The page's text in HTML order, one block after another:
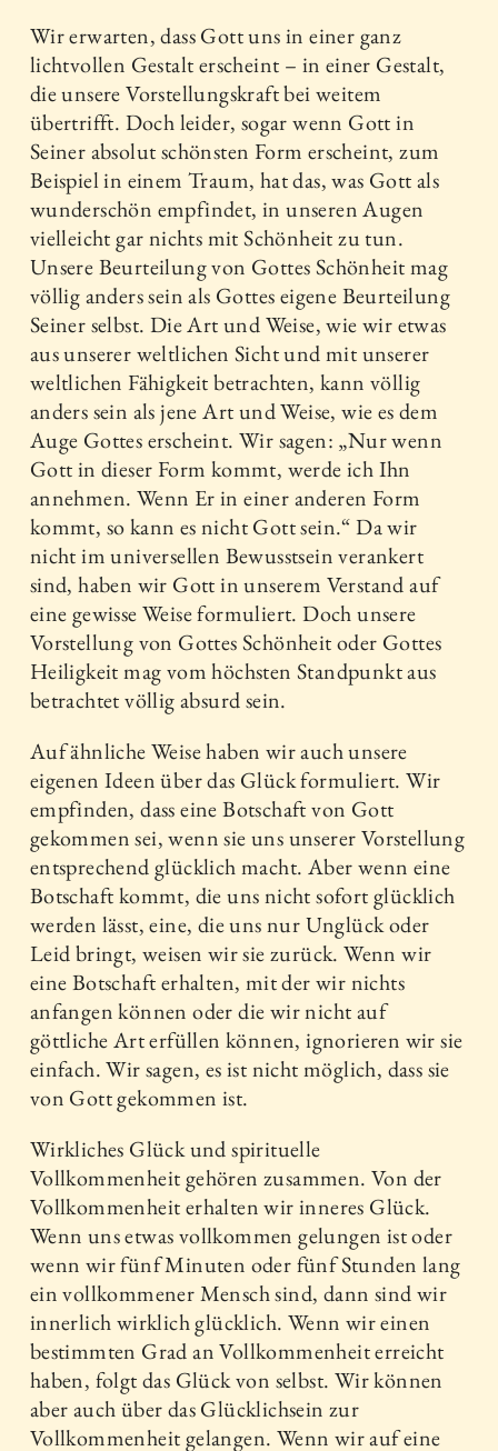
Wir erwarten, dass Gott uns in einer ganz
lichtvollen Gestalt erscheint – in einer Gestalt,
die unsere Vorstellungskraft bei weitem
übertrifft. Doch leider, sogar wenn Gott in
Seiner absolut schönsten Form erscheint, zum
Beispiel in einem Traum, hat das, was Gott als
wunderschön empfindet, in unseren Augen
vielleicht gar nichts mit Schönheit zu tun.
Unsere Beurteilung von Gottes Schönheit mag
völlig anders sein als Gottes eigene Beurteilung
Seiner selbst. Die Art und Weise, wie wir etwas
aus unserer weltlichen Sicht und mit unserer
weltlichen Fähigkeit betrachten, kann völlig
anders sein als jene Art und Weise, wie es dem
Auge Gottes erscheint. Wir sagen: „Nur wenn
Gott in dieser Form kommt, werde ich Ihn
annehmen. Wenn Er in einer anderen Form
kommt, so kann es nicht Gott sein.“ Da wir
nicht im universellen Bewusstsein verankert
sind, haben wir Gott in unserem Verstand auf
eine gewisse Weise formuliert. Doch unsere
Vorstellung von Gottes Schönheit oder Gottes
Heiligkeit mag vom höchsten Standpunkt aus
betrachtet völlig absurd sein.
Auf ähnliche Weise haben wir auch unsere
eigenen Ideen über das Glück formuliert. Wir
empfinden, dass eine Botschaft von Gott
gekommen sei, wenn sie uns unserer Vorstellung
entsprechend glücklich macht. Aber wenn eine
Botschaft kommt, die uns nicht sofort glücklich
werden lässt, eine, die uns nur Unglück oder
Leid bringt, weisen wir sie zurück. Wenn wir
eine Botschaft erhalten, mit der wir nichts
anfangen können oder die wir nicht auf
göttliche Art erfüllen können, ignorieren wir sie
einfach. Wir sagen, es ist nicht möglich, dass sie
von Gott gekommen ist.
Wirkliches Glück und spirituelle
Vollkommenheit gehören zusammen. Von der
Vollkommenheit erhalten wir inneres Glück.
Wenn uns etwas vollkommen gelungen ist oder
wenn wir fünf Minuten oder fünf Stunden lang
ein vollkommener Mensch sind, dann sind wir
innerlich wirklich glücklich. Wenn wir einen
bestimmten Grad an Vollkommenheit erreicht
haben, folgt das Glück von selbst. Wir können
aber auch über das Glücklichsein zur
Vollkommenheit gelangen. Wenn wir auf eine